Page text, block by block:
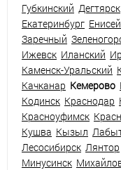
Губкинский Дегтярск
Екатеринбург
Заречный
Ижевск Иланский
Каменск-Уральский
Качканар Кемерово
Кодинск Краснодар
Красноуфимск
Кушва Кызыл
Лесосибирск Лянтор
Минусинск